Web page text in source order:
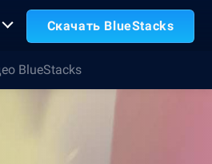
Скачать BlueStacks
BlueStacks